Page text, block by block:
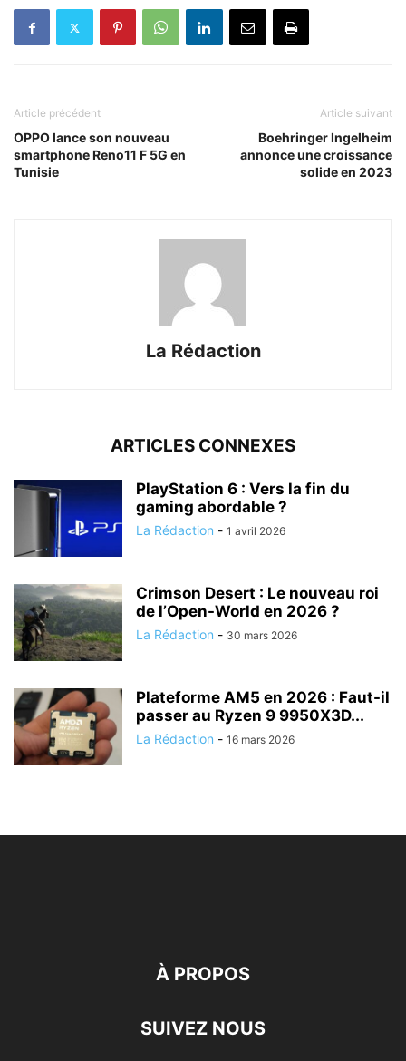
Article précédent
OPPO lance son nouveau
smartphone Reno11 F 5G en
Tunisie
Article suivant
Boehringer Ingelheim
annonce une croissance
solide en 2023
La Rédaction
ARTICLES CONNEXES
PlayStation 6 : Vers la fin du
gaming abordable ?
La Rédaction - 1 avril 2026
Crimson Desert : Le nouveau roi
de l’Open-World en 2026 ?
La Rédaction - 30 mars 2026
Plateforme AM5 en 2026 : Faut-il
passer au Ryzen 9 9950X3D...
La Rédaction - 16 mars 2026
À PROPOS
SUIVEZ NOUS